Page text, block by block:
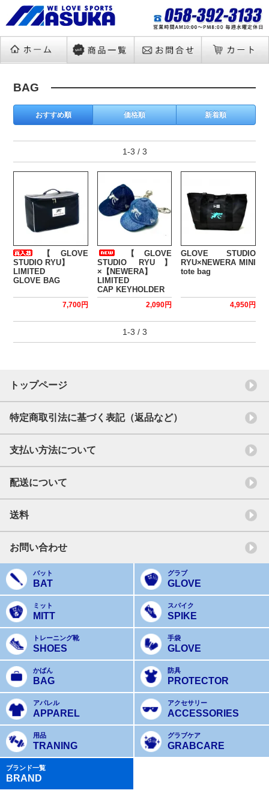
BAG
おすすめ順 価格順 新着順
1-3 / 3
【GLOVE
STUDIO RYU】
LIMITED
GLOVE BAG
7,700円
【GLOVE
STUDIO RYU】
×【NEWERA】
LIMITED
CAP KEYHOLDER
2,090円
GLOVE STUDIO
RYU×NEWERA MINI
tote bag
4,950円
1-3 / 3
トップページ
特定商取引法に基づく表記（返品など）
支払い方法について
配送について
送料
お問い合わせ
バット
BAT
グラブ
GLOVE
ミット
MITT
スパイク
SPIKE
トレーニング靴
SHOES
手袋
GLOVE
かばん
BAG
防具
PROTECTOR
アパレル
APPAREL
アクセサリー
ACCESSORIES
用品
TRANING
グラブケア
GRABCARE
ブランド一覧
BRAND